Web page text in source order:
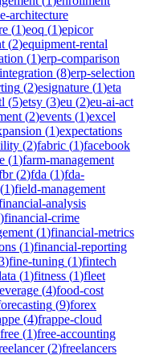
architecture
(1)eoq (1)epicor
(2)equipment-rental
(1)erp-comparison
(8)erp-selection
(2)esignature (1)eta
(5)etsy (3)eu (2)eu-ai-act
(2)events (1)excel
(1)expectations
(2)fabric (1)facebook
(1)farm-management
(2)fda (1)fda-
(1)field-management
analysis
)financial-crime
(1)financial-metrics
(1)financial-reporting
)fine-tuning (1)fintech
(1)fitness (1)fleet
(4)food-cost
(9)forex
(4)frappe-cloud
free (1)free-accounting
(2)freelancers